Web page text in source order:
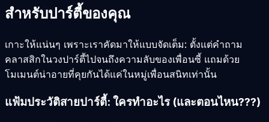
สำหรับปาร์ตี้ของคุณ
เกาะให้แน่นๆ เพราะเราคัดมาให้แบบจัดเต็ม: ตั้งแต่คำถาม
คลาสสิกในวงปาร์ตี้ไปจนถึงความลับของเพื่อนซี้ แถมด้วย
โมเมนต์น่าอายที่คุยกันได้แค่ในหมู่เพื่อนสนิทเท่านั้น
แฟ้มประวัติสายปาร์ตี้: ใครทำอะไร (และตอนไหน???)